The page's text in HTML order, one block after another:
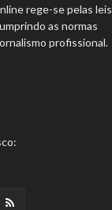
rege-se pelas leis
as normas
profissional.